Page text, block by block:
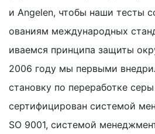
и Angelen, чтобы наши тесты
ованиям международных
иваемся принципа защиты
2006 году мы первыми
становку по переработке
сертифицирован системой
SO 9001, системой